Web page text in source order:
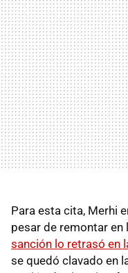
Para esta cita, Merhi
pesar de remontar
sanción lo retrasó en
se quedó clavado en